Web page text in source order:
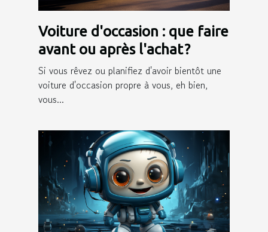
Voiture d'occasion : que faire
avant ou après l'achat ?
Si vous rêvez ou planifiez d'avoir bientôt une
voiture d'occasion propre à vous, eh bien,
vous...